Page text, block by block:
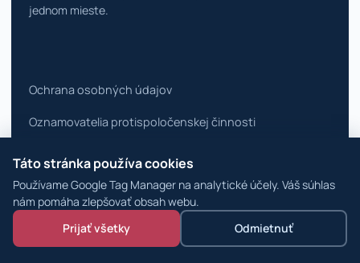
Táto stránka používa cookies
Používame Google Tag Manager na analytické účely. Váš súhlas
nám pomáha zlepšovať obsah webu.
Prijať všetky
Odmietnuť
jednom mieste.
Ochrana osobných údajov
Oznamovatelia protispoločenskej činnosti
Vyhlásenie o prístupnosti
Zmeniť nastavenia cookies
© 2026 Poliklinika Tehelná · WordPress špecialisti